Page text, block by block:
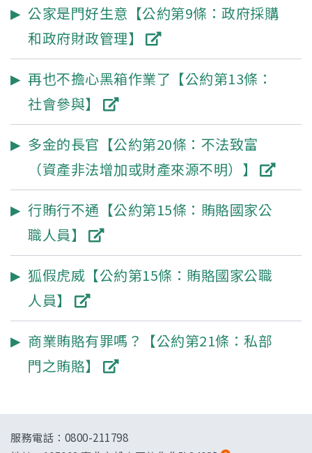
公家是門好生意【公約第9條：政府採購
和政府財政管理】
再也不擔心黑箱作業了【公約第13條：
社會參與】
多金的長官【公約第20條：不法致富
（資產非法增加或財產來源不明）】
行賄行不通【公約第15條：賄賂國家公
職人員】
狐假虎威【公約第15條：賄賂國家公職
人員】
商業賄賂有罪嗎？【公約第21條：私部
門之賄賂】
服務電話：0800-211798